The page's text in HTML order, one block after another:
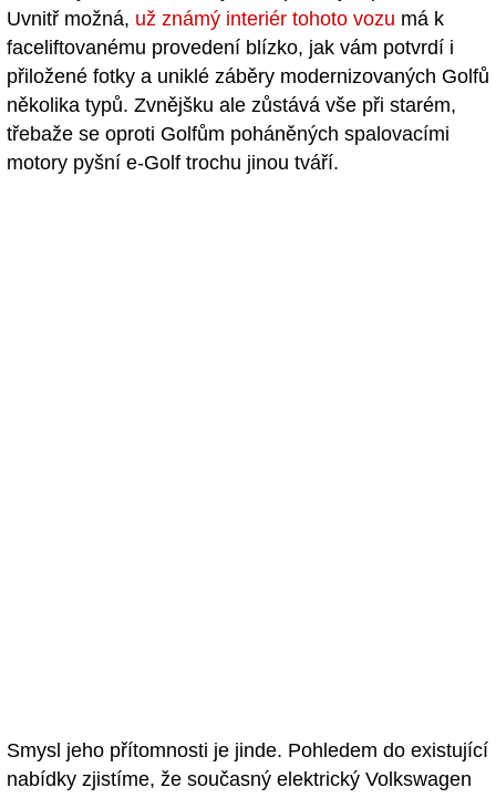
Uvnitř možná, už známý interiér tohoto vozu má k
faceliftovanému provedení blízko, jak vám potvrdí i
přiložené fotky a uniklé záběry modernizovaných Golfů
několika typů. Zvnějšku ale zůstává vše při starém,
třebaže se oproti Golfům poháněných spalovacími
motory pyšní e-Golf trochu jinou tváří.
Smysl jeho přítomnosti je jinde. Pohledem do existující
nabídky zjistíme, že současný elektrický Volkswagen